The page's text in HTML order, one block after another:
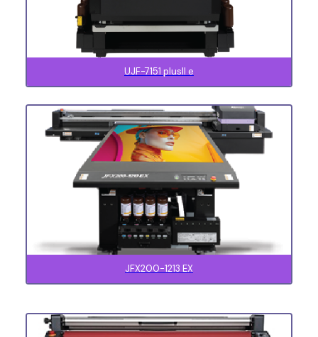
UJF-7151 plusII e
JFX200-1213 EX